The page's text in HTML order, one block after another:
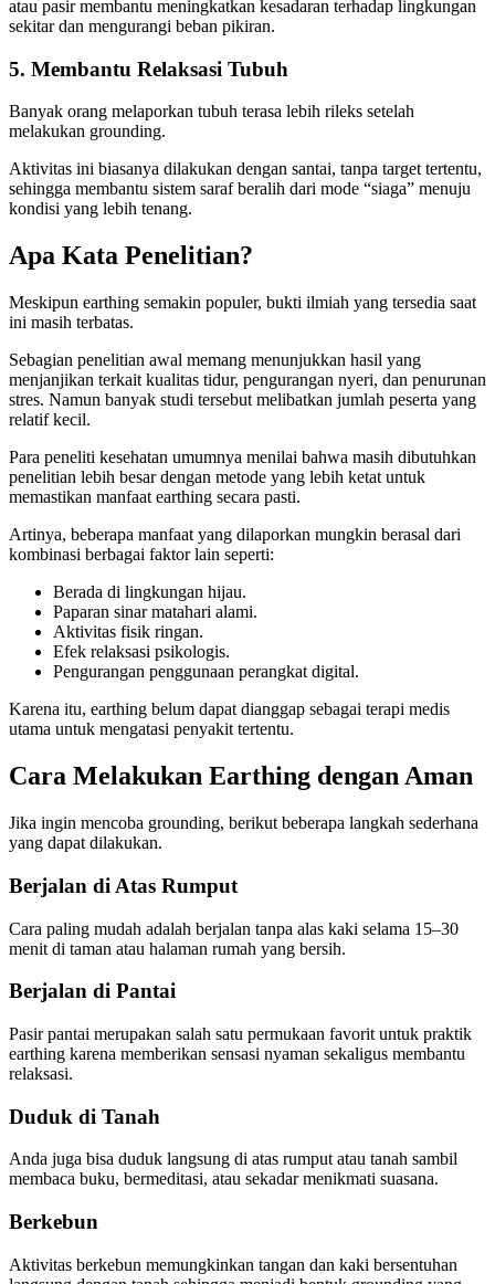
atau pasir membantu meningkatkan kesadaran terhadap lingkungan
sekitar dan mengurangi beban pikiran.
5. Membantu Relaksasi Tubuh
Banyak orang melaporkan tubuh terasa lebih rileks setelah
melakukan grounding.
Aktivitas ini biasanya dilakukan dengan santai, tanpa target tertentu,
sehingga membantu sistem saraf beralih dari mode “siaga” menuju
kondisi yang lebih tenang.
Apa Kata Penelitian?
Meskipun earthing semakin populer, bukti ilmiah yang tersedia saat
ini masih terbatas.
Sebagian penelitian awal memang menunjukkan hasil yang
menjanjikan terkait kualitas tidur, pengurangan nyeri, dan penurunan
stres. Namun banyak studi tersebut melibatkan jumlah peserta yang
relatif kecil.
Para peneliti kesehatan umumnya menilai bahwa masih dibutuhkan
penelitian lebih besar dengan metode yang lebih ketat untuk
memastikan manfaat earthing secara pasti.
Artinya, beberapa manfaat yang dilaporkan mungkin berasal dari
kombinasi berbagai faktor lain seperti:
Berada di lingkungan hijau.
Paparan sinar matahari alami.
Aktivitas fisik ringan.
Efek relaksasi psikologis.
Pengurangan penggunaan perangkat digital.
Karena itu, earthing belum dapat dianggap sebagai terapi medis
utama untuk mengatasi penyakit tertentu.
Cara Melakukan Earthing dengan Aman
Jika ingin mencoba grounding, berikut beberapa langkah sederhana
yang dapat dilakukan.
Berjalan di Atas Rumput
Cara paling mudah adalah berjalan tanpa alas kaki selama 15–30
menit di taman atau halaman rumah yang bersih.
Berjalan di Pantai
Pasir pantai merupakan salah satu permukaan favorit untuk praktik
earthing karena memberikan sensasi nyaman sekaligus membantu
relaksasi.
Duduk di Tanah
Anda juga bisa duduk langsung di atas rumput atau tanah sambil
membaca buku, bermeditasi, atau sekadar menikmati suasana.
Berkebun
Aktivitas berkebun memungkinkan tangan dan kaki bersentuhan